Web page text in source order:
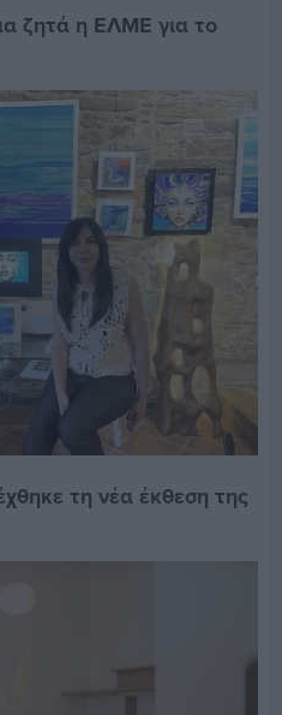
ζητά η ΕΛΜΕ για το
τη νέα έκθεση της